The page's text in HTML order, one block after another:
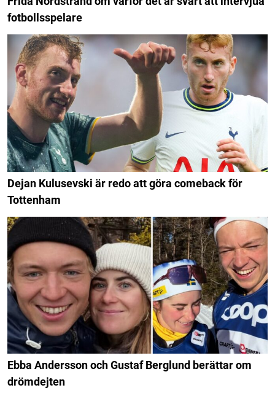
fotbollsspelare
Dejan Kulusevski är redo att göra comeback för
Tottenham
Ebba Andersson och Gustaf Berglund berättar om
drömdejten